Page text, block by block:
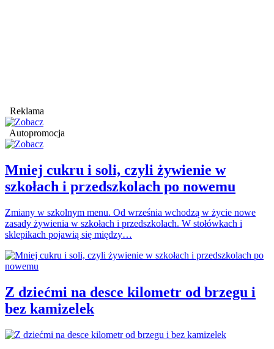
Reklama
Autopromocja
Mniej cukru i soli, czyli żywienie w
szkołach i przedszkolach po nowemu
Zmiany w szkolnym menu. Od września wchodzą w życie nowe
zasady żywienia w szkołach i przedszkolach. W stołówkach i
sklepikach pojawią się między…
Z dziećmi na desce kilometr od brzegu i
bez kamizelek